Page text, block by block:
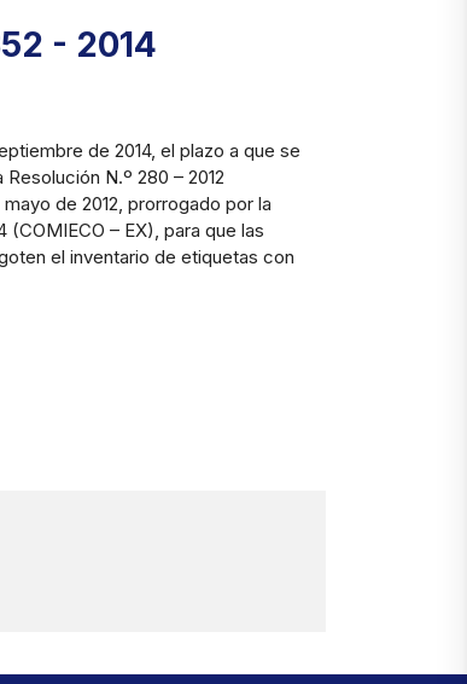
- 2014
de 2014, el plazo a que se
N.º 280 – 2012
de 2012, prorrogado por la
(COMIECO – EX), para que las
el inventario de etiquetas con